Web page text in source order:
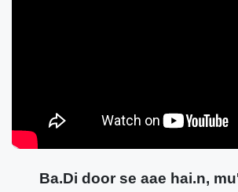
Ba.Di door se aae hai.n,